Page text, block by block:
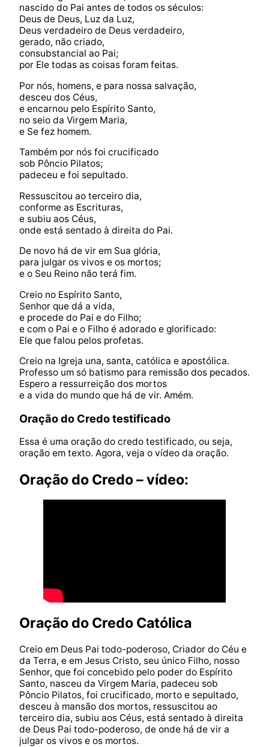
nascido do Pai antes de todos os séculos:
Deus de Deus, Luz da Luz,
Deus verdadeiro de Deus verdadeiro,
gerado, não criado,
consubstancial ao Pai;
por Ele todas as coisas foram feitas.
Por nós, homens, e para nossa salvação,
desceu dos Céus,
e encarnou pelo Espírito Santo,
no seio da Virgem Maria,
e Se fez homem.
Também por nós foi crucificado
sob Pôncio Pilatos;
padeceu e foi sepultado.
Ressuscitou ao terceiro dia,
conforme as Escrituras,
e subiu aos Céus,
onde está sentado à direita do Pai.
De novo há de vir em Sua glória,
para julgar os vivos e os mortos;
e o Seu Reino não terá fim.
Creio no Espírito Santo,
Senhor que dá a vida,
e procede do Pai e do Filho;
e com o Pai e o Filho é adorado e glorificado:
Ele que falou pelos profetas.
Creio na Igreja una, santa, católica e apostólica.
Professo um só batismo para remissão dos pecados.
Espero a ressurreição dos mortos
e a vida do mundo que há de vir. Amém.
Oração do Credo testificado
Essa é uma oração do credo testificado, ou seja,
oração em texto. Agora, veja o vídeo da oração.
Oração do Credo – vídeo:
Oração do Credo Católica
Creio em Deus Pai todo-poderoso, Criador do Céu e
da Terra, e em Jesus Cristo, seu único Filho, nosso
Senhor, que foi concebido pelo poder do Espírito
Santo, nasceu da Virgem Maria, padeceu sob
Pôncio Pilatos, foi crucificado, morto e sepultado,
desceu à mansão dos mortos, ressuscitou ao
terceiro dia, subiu aos Céus, está sentado à direita
de Deus Pai todo-poderoso, de onde há de vir a
julgar os vivos e os mortos.